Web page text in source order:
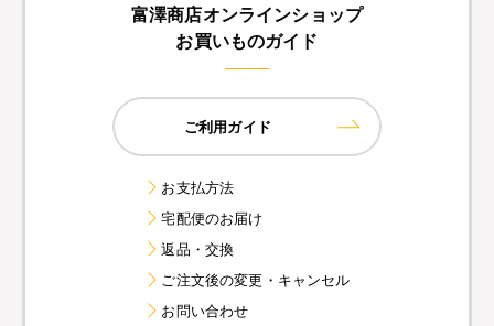
富澤商店オンラインショップ
お買いものガイド
ご利用ガイド
お支払方法
宅配便のお届け
返品・交換
ご注文後の変更・キャンセル
お問い合わせ